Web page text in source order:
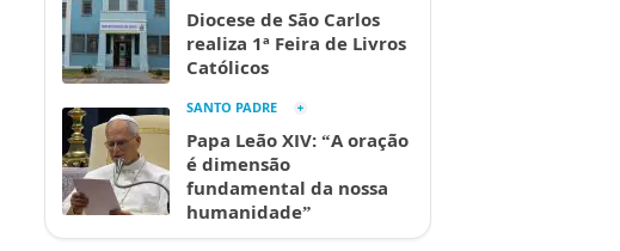
Diocese de São Carlos
realiza 1ª Feira de Livros
Católicos
SANTO PADRE
Papa Leão XIV: “A oração
é dimensão
fundamental da nossa
humanidade”